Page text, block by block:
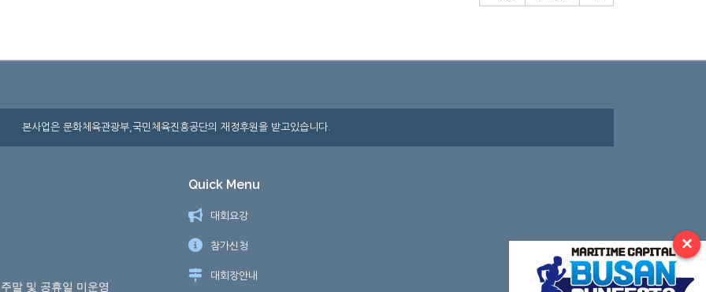
본사업은 문화체육관광부,국민체육진흥공단의 재정후원을 받고있습니다.
말 및 공휴일 미운영
Quick Menu
대회요강
참가신청
대회장안내
×